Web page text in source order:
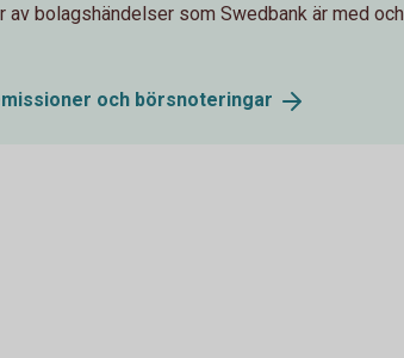
av bolagshändelser som Swedbank är med och
och börsnoteringar